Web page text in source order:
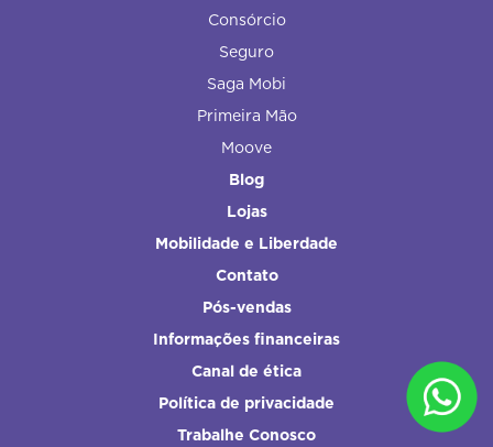
Consórcio
Seguro
Saga Mobi
Primeira Mão
Moove
Blog
Lojas
Mobilidade e Liberdade
Contato
Pós-vendas
Informações financeiras
Canal de ética
Política de privacidade
Trabalhe Conosco